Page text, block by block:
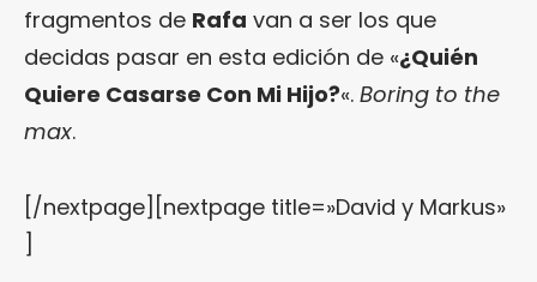
fragmentos de Rafa van a ser los que
decidas pasar en esta edición de «¿Quién
Quiere Casarse Con Mi Hijo?«. Boring to the
max.
[/nextpage][nextpage title=»David y Markus»
]